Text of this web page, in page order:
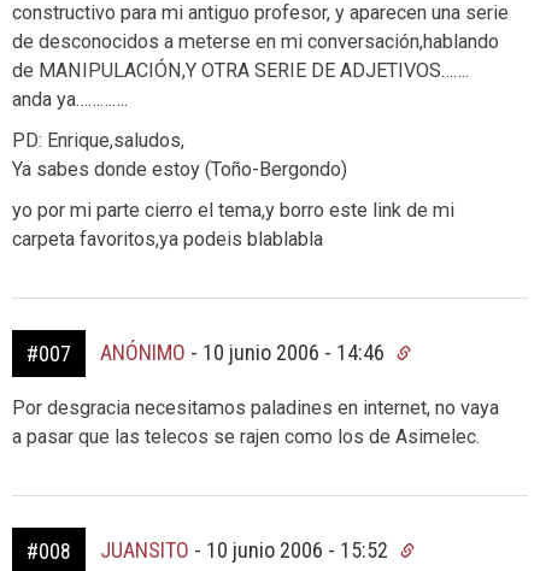
constructivo para mi antiguo profesor, y aparecen una serie
de desconocidos a meterse en mi conversación,hablando
de MANIPULACIÓN,Y OTRA SERIE DE ADJETIVOS…….
anda ya………….
PD: Enrique,saludos,
Ya sabes donde estoy (Toño-Bergondo)
yo por mi parte cierro el tema,y borro este link de mi
carpeta favoritos,ya podeis blablabla
#007 ANÓNIMO - 10 junio 2006 - 14:46
Por desgracia necesitamos paladines en internet, no vaya
a pasar que las telecos se rajen como los de Asimelec.
#008 JUANSITO - 10 junio 2006 - 15:52